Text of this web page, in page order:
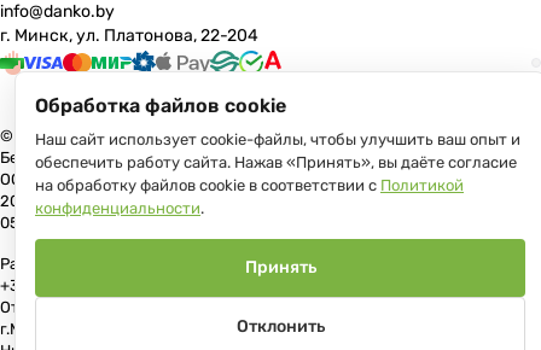
info@danko.by
г. Минск, ул. Платонова, 22-204
© 2026 Данко Бай: качественная мебель с оперативной доставкой по
Беларуси
ООО «Гранд Парк», юр.адрес: 220005, Минск, ул. Платонова, 22, пом.
204 В торговом реестре с 17 июля 2013 г. Регистрация №191081534,
05.11.2008, Мингорисполком.
Рассмотрение обращений потребителей, телефон +375 (17) 361-10-80,
+375 (29) 191-10-80, +375 (29) 544-10-00, e-mail: info@danko.by
Отдел торговли и услуг Администрации Первомайского района
г.Минска: тел. +375(17)215-14-65, Начальник отдела: Жакович Юлия
Обработка файлов cookie
Наш сайт использует cookie-файлы, чтобы улучшить ваш опыт и
обеспечить работу сайта. Нажав «Принять», вы даёте согласие
на обработку файлов cookie в соответствии с Политикой
конфиденциальности.
Отклонить
Принять